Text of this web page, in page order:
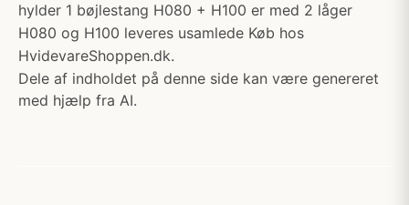
hylder 1 bøjlestang H080 + H100 er med 2 låger
H080 og H100 leveres usamlede Køb hos
HvidevareShoppen.dk.
Dele af indholdet på denne side kan være genereret
med hjælp fra AI.